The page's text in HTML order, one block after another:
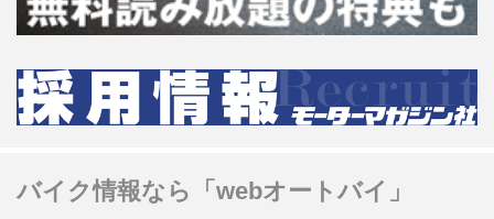
バイク情報なら「webオートバイ」